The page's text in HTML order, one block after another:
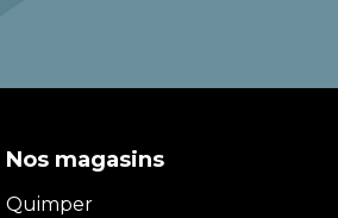
Nos magasins
Quimper